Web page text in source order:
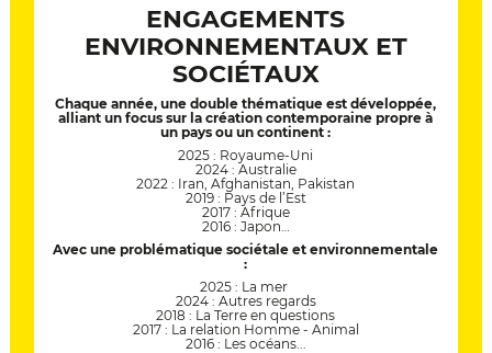
ENGAGEMENTS
ENVIRONNEMENTAUX ET
SOCIÉTAUX
Chaque année, une double thématique est développée,
alliant un focus sur la création contemporaine propre à
un pays ou un continent :
2025 : Royaume-Uni
2024 : Australie
2022 : Iran, Afghanistan, Pakistan
2019 : Pays de l’Est
2017 : Afrique
2016 : Japon…
Avec une problématique sociétale et environnementale
:
2025 : La mer
2024 : Autres regards
2018 : La Terre en questions
2017 : La relation Homme - Animal
2016 : Les océans...